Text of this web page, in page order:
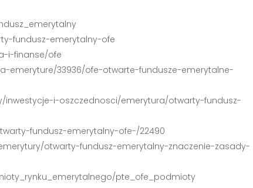
fundusz-emerytalny-ofe
i-finanse/ofe
emeryture/33936/ofe-otwarte-fundusze-emerytalne-
inwestycje-i-oszczednosci/emerytura/otwarty-fundusz-
fundusz-emerytalny-ofe-/22490
otwarty-fundusz-emerytalny-znaczenie-zasady-
pte_ofe_podmioty